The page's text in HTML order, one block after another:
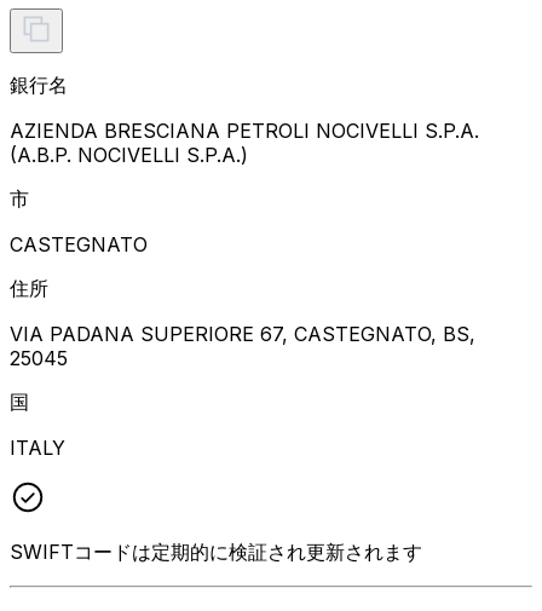
銀行名
AZIENDA BRESCIANA PETROLI NOCIVELLI S.P.A.
(A.B.P. NOCIVELLI S.P.A.)
市
CASTEGNATO
住所
VIA PADANA SUPERIORE 67, CASTEGNATO, BS,
25045
国
ITALY
SWIFTコードは定期的に検証され更新されます